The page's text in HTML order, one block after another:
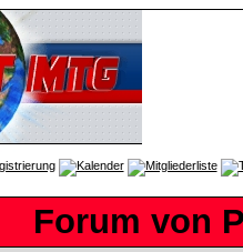
Forum von